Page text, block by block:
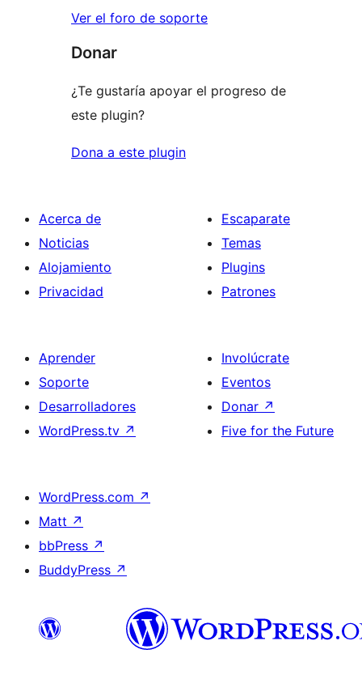
Ver el foro de soporte
Donar
¿Te gustaría apoyar el progreso de
este plugin?
Dona a este plugin
Acerca de
Noticias
Alojamiento
Privacidad
Escaparate
Temas
Plugins
Patrones
Aprender
Soporte
Desarrolladores
WordPress.tv ↗
Involúcrate
Eventos
Donar ↗
Five for the Future
WordPress.com ↗
Matt ↗
bbPress ↗
BuddyPress ↗